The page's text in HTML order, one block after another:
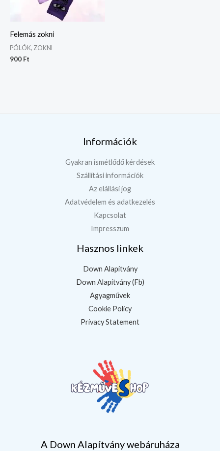
Felemás zokni
PÓLÓK, ZOKNI
900 Ft
Információk
Gyakran ismétlődő kérdések
Szállítási információk
Az elállási jog
Adatvédelem és adatkezelés
Kapcsolat
Impresszum
Hasznos linkek
Down Alapítvány
Down Alapítvány (Fb)
Agyagművek
Cookie Policy
Privacy Statement
A Down Alapítvány webáruháza